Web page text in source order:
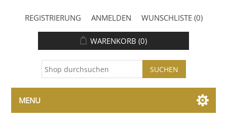
REGISTRIERUNG ANMELDEN WUNSCHLISTE (0)
WARENKORB (0)
MENU